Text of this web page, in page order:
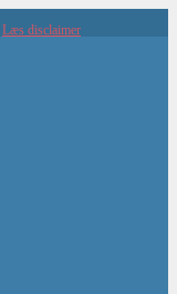
Læs disclaimer